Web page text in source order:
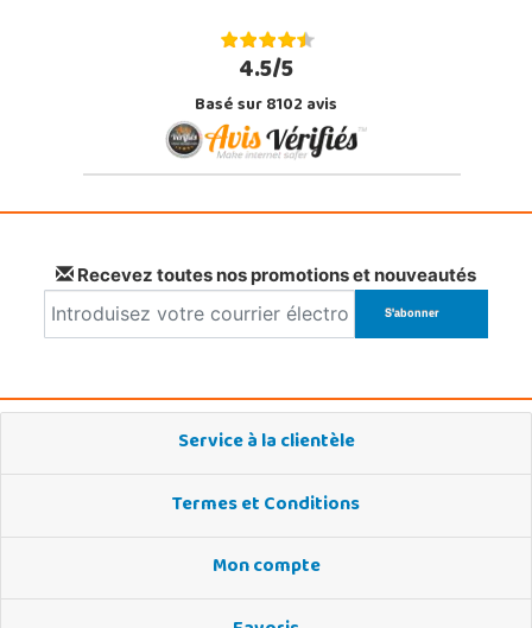
4.5/5
Basé sur 8102 avis
Recevez toutes nos promotions et nouveautés
Service à la clientèle
Termes et Conditions
Mon compte